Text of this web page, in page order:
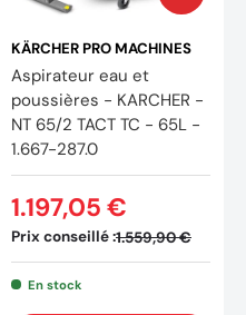
KÄRCHER PRO MACHINES
Aspirateur eau et
poussières - KARCHER -
NT 65/2 TACT TC - 65L -
1.667-287.0
Prix conseillé :1.559,90 €
1.197,05 €
En stock